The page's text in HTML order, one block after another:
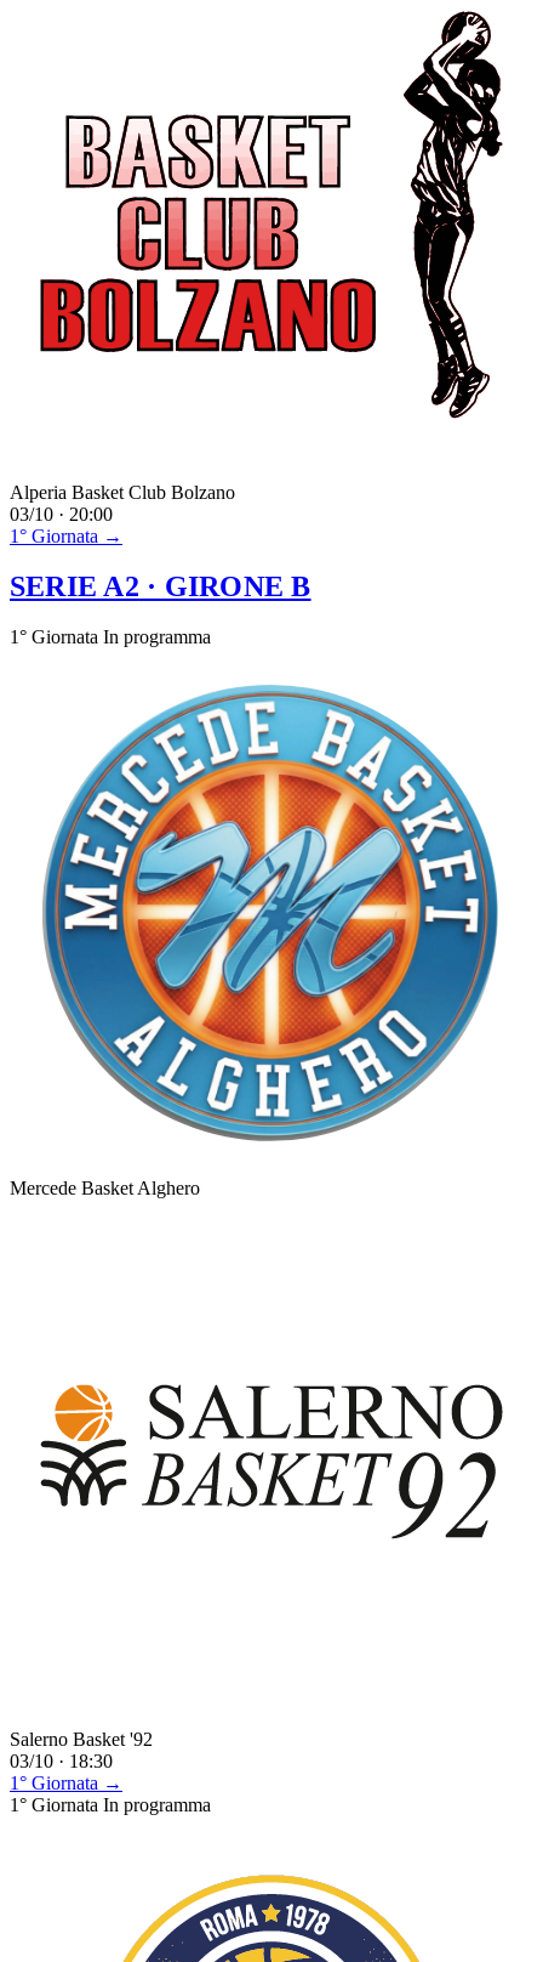
Alperia Basket Club Bolzano
03/10 · 20:00
1° Giornata →
SERIE A2 · GIRONE B
1° Giornata In programma
Mercede Basket Alghero
Salerno Basket '92
03/10 · 18:30
1° Giornata →
1° Giornata In programma